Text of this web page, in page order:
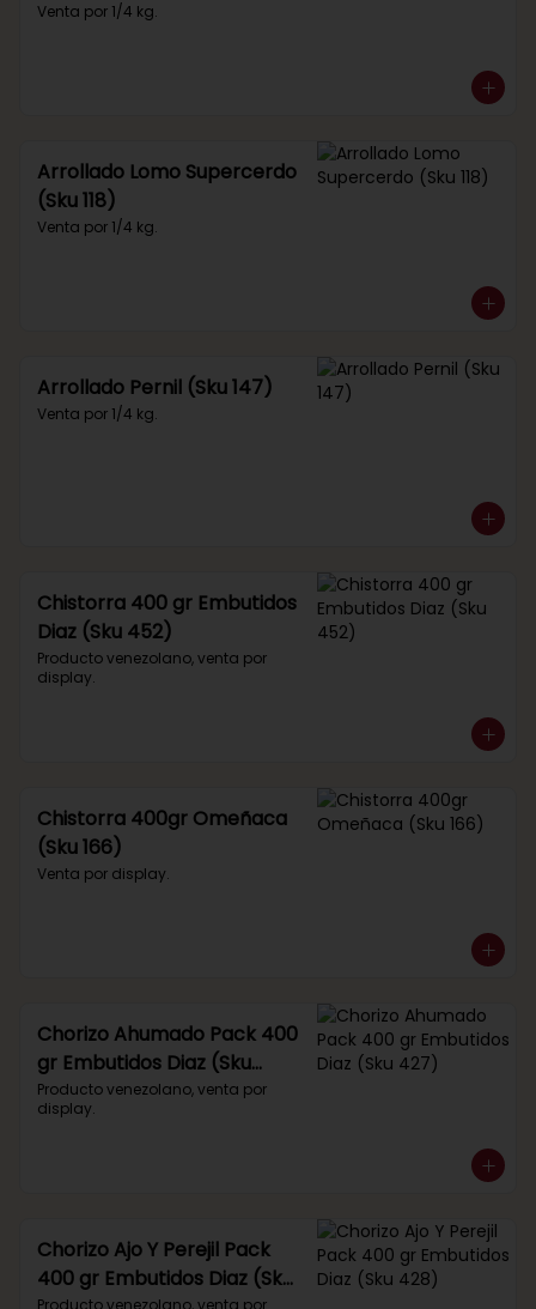
Venta por 1/4 kg.
Arrollado Lomo Supercerdo
(Sku 118)
Venta por 1/4 kg.
Arrollado Pernil (Sku 147)
Venta por 1/4 kg.
Chistorra 400 gr Embutidos
Diaz (Sku 452)
Producto venezolano, venta por
display.
Chistorra 400gr Omeñaca
(Sku 166)
Venta por display.
Chorizo Ahumado Pack 400
gr Embutidos Diaz (Sku
427)
Producto venezolano, venta por
display.
Chorizo Ajo Y Perejil Pack
400 gr Embutidos Diaz (Sku
Producto venezolano, venta por